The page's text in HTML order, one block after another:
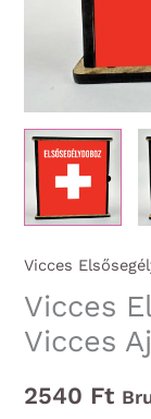
Vicces
Vicces
Vicces
2540 Ft